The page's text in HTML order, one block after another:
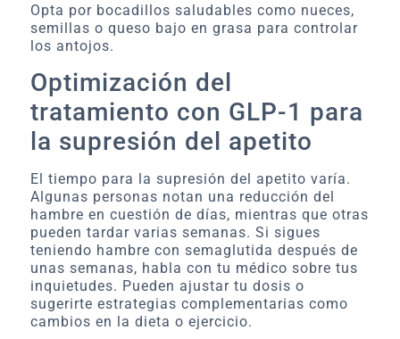
Opta por bocadillos saludables como nueces,
semillas o queso bajo en grasa para controlar
los antojos.
Optimización del
tratamiento con GLP-1 para
la supresión del apetito
El tiempo para la supresión del apetito varía.
Algunas personas notan una reducción del
hambre en cuestión de días, mientras que otras
pueden tardar varias semanas. Si sigues
teniendo hambre con semaglutida después de
unas semanas, habla con tu médico sobre tus
inquietudes. Pueden ajustar tu dosis o
sugerirte estrategias complementarias como
cambios en la dieta o ejercicio.